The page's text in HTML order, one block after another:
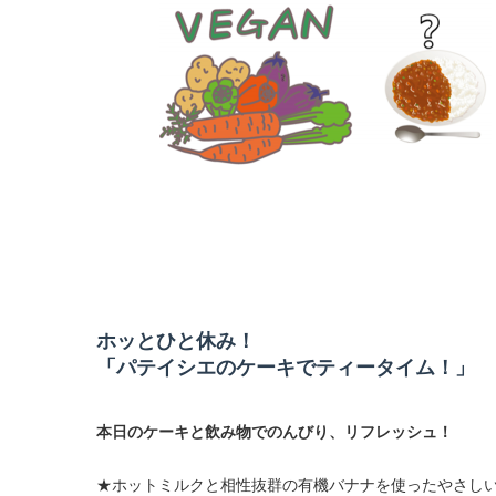
ホッとひと休み！
「パテイシエのケーキでティータイム！」
本日のケーキと飲み物でのんびり、リフレッシュ！
★ホットミルクと相性抜群の有機バナナを使ったやさし